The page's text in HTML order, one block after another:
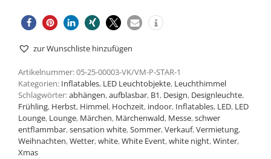
zur Wunschliste hinzufügen
Artikelnummer:05-25-00003-VK/VM-P-STAR-1
Kategorien: Inflatables, LED Leuchtobjekte, Leuchthimmel
Schlagwörter:abhängen,aufblasbar, B1, Design, Designleuchte,
Frühling, Herbst, Himmel, Hochzeit, indoor, Inflatables, LED, LED
Lounge, Lounge, Märchen, Märchenwald, Messe,schwer
entflammbar,sensation white,Sommer,Verkauf,Vermietung,
Weihnachten,Wetter,white,White Event,white night,Winter,
Xmas